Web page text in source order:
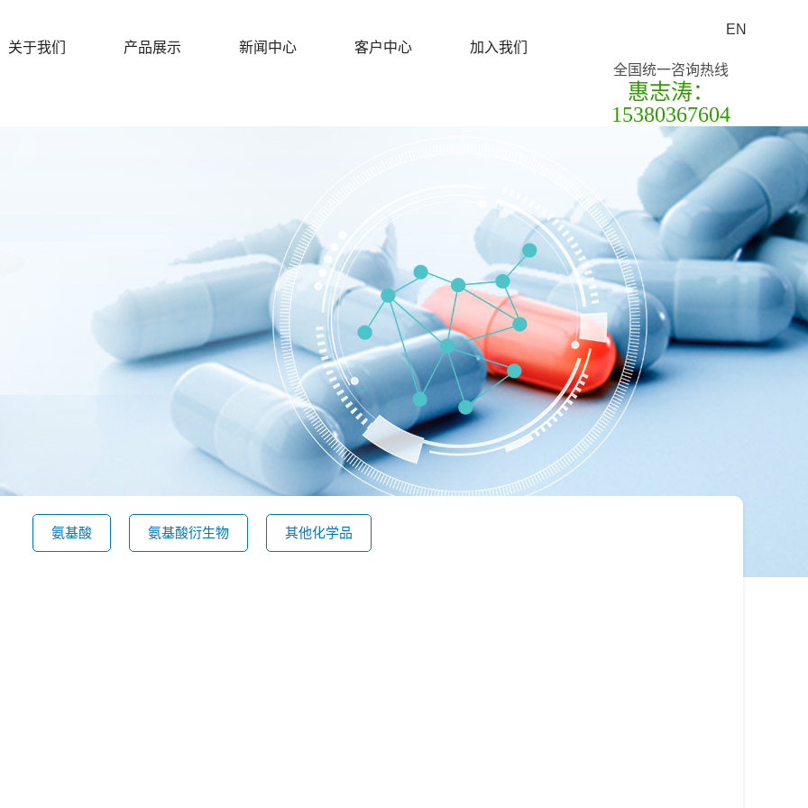
EN
关于我们
产品展示 新闻中心 客户中心
加入我们
全国统一咨询热线
惠志涛：
15380367604
氨基酸 氨基酸衍生物 其他化学品